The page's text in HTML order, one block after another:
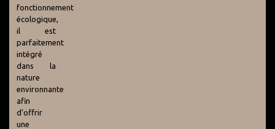
fonctionnement
écologique,
il est
parfaitement
intégré
dans la
nature
environnante
afin
d’offrir
une